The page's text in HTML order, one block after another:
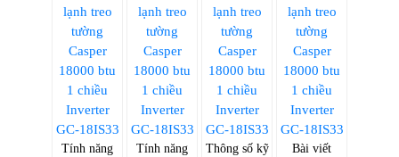
Tính năng
Tính năng
Thông số kỹ
Bài viết